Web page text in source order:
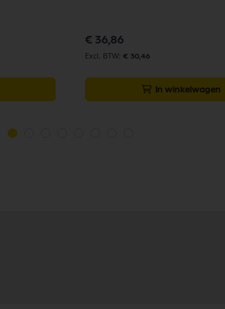
€ 36,86
€ 30,46
In winkelwagen